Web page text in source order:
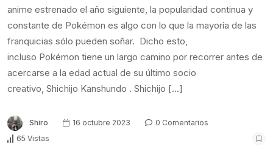
anime estrenado el año siguiente, la popularidad continua y
constante de Pokémon es algo con lo que la mayoría de las
franquicias sólo pueden soñar. Dicho esto,
incluso Pokémon tiene un largo camino por recorrer antes de
acercarse a la edad actual de su último socio
creativo, Shichijo Kanshundo . Shichijo […]
Shiro 16 octubre 2023
0 Comentarios
65 Vistas